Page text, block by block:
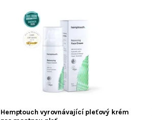
Hemptouch vyrovnávající pleťový krém